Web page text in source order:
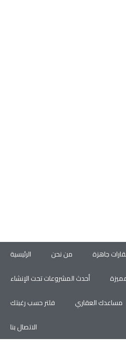
الرئيسية من نحن
جاهزة
أحدث المشروعات تحت الإنشاء
فلتر حسب رغبتك
مساعدك العقاري
الاتصال بنا